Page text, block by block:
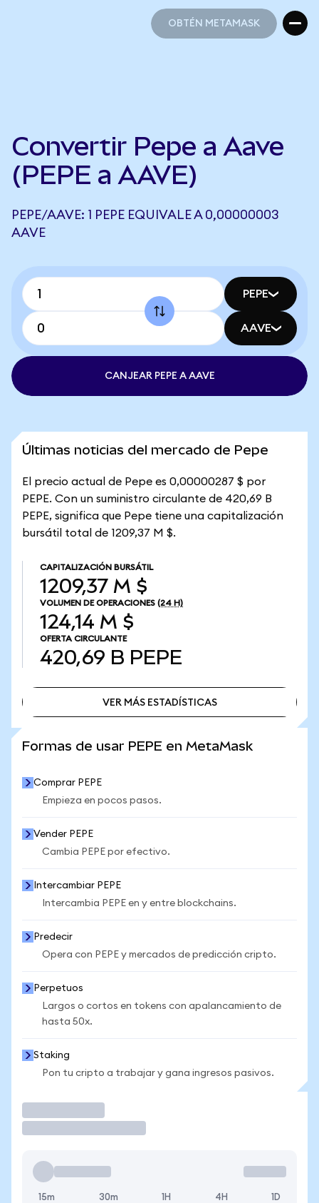
OBTÉN METAMASK
Convertir Pepe a Aave
(PEPE a AAVE)
PEPE/AAVE: 1 PEPE EQUIVALE A 0,00000003
AAVE
PEPE
AAVE
CANJEAR PEPE A AAVE
Últimas noticias del mercado de Pepe
El precio actual de Pepe es 0,00000287 $ por
PEPE. Con un suministro circulante de 420,69 B
PEPE, significa que Pepe tiene una capitalización
bursátil total de 1209,37 M $.
CAPITALIZACIÓN BURSÁTIL
1209,37 M $
VOLUMEN DE OPERACIONES (24 H)
124,14 M $
OFERTA CIRCULANTE
420,69 B PEPE
VER MÁS ESTADÍSTICAS
Formas de usar PEPE en MetaMask
Comprar PEPE
Empieza en pocos pasos.
Vender PEPE
Cambia PEPE por efectivo.
Intercambiar PEPE
Intercambia PEPE en y entre blockchains.
Predecir
Opera con PEPE y mercados de predicción cripto.
Perpetuos
Largos o cortos en tokens con apalancamiento de
hasta 50x.
Staking
Pon tu cripto a trabajar y gana ingresos pasivos.
15m 30m 1H 4H 1D